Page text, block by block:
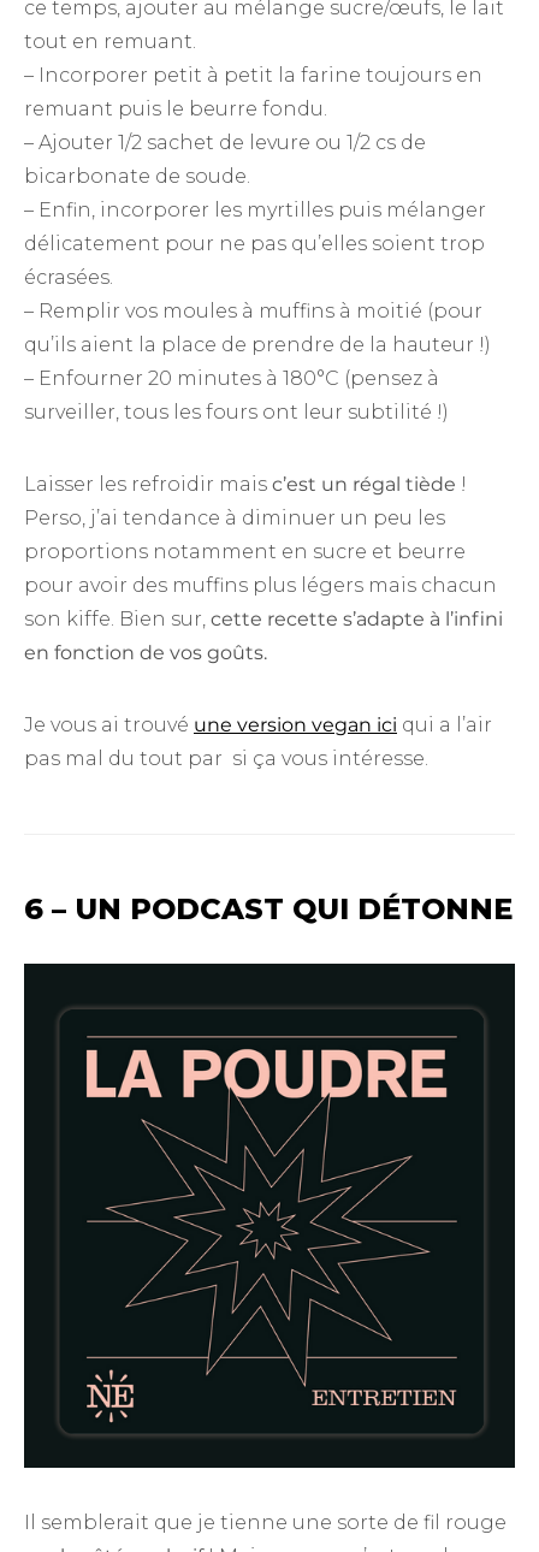
ce temps, ajouter au mélange sucre/œufs, le lait
tout en remuant.
– Incorporer petit à petit la farine toujours en
remuant puis le beurre fondu.
– Ajouter 1/2 sachet de levure ou 1/2 cs de
bicarbonate de soude.
– Enfin, incorporer les myrtilles puis mélanger
délicatement pour ne pas qu’elles soient trop
écrasées.
– Remplir vos moules à muffins à moitié (pour
qu’ils aient la place de prendre de la hauteur !)
– Enfourner 20 minutes à 180°C (pensez à
surveiller, tous les fours ont leur subtilité !)
Laisser les refroidir mais c’est un régal tiède !
Perso, j’ai tendance à diminuer un peu les
proportions notamment en sucre et beurre
pour avoir des muffins plus légers mais chacun
son kiffe. Bien sur, cette recette s’adapte à l’infini
en fonction de vos goûts.
Je vous ai trouvé une version vegan ici qui a l’air
pas mal du tout par si ça vous intéresse.
6 – UN PODCAST QUI DÉTONNE
Il semblerait que je tienne une sorte de fil rouge